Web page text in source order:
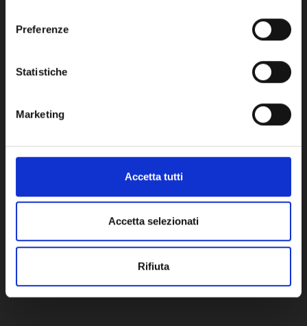
Preferenze
Statistiche
Marketing
Accetta tutti
Accetta selezionati
Rifiuta
1/2 CON GUARNIZIONE PER TUBO TRR
D.12 - DFRR12KIT10